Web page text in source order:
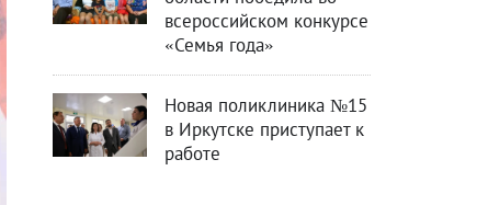
всероссийском конкурсе
«Семья года»
Новая поликлиника №15
в Иркутске приступает к
работе